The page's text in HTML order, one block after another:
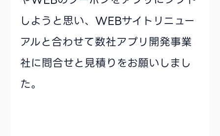
しようと思い、WEBサイトリニュー
アルと合わせて数社アプリ開発事業
社に問合せと見積りをお願いしまし
た。